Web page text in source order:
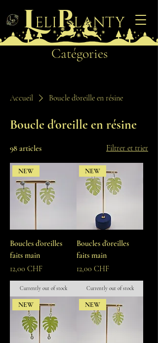
Leliplanty
Catégories
Accueil Boucle d'oreille en résine
Boucle d'oreille en résine
98 articles Filtrer et trier
NEW
Boucles d'oreilles
faits main
Prix
12,00 CHF
Currently out of stock
NEW
Boucles d'oreilles
faits main
Prix
12,00 CHF
Currently out of stock
NEW NEW